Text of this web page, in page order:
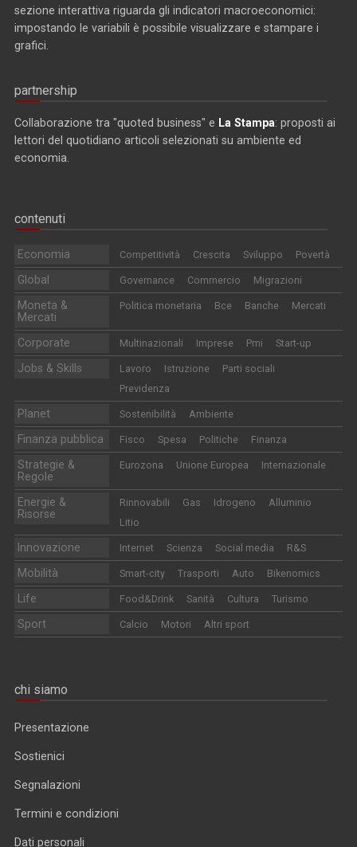
sezione interattiva riguarda gli indicatori macroeconomici:
impostando le variabili è possibile visualizzare e stampare i
grafici.
partnership
Collaborazione tra "quoted business" e La Stampa: proposti ai
lettori del quotidiano articoli selezionati su ambiente ed
economia.
contenuti
Economia Competitività Crescita Sviluppo Povertà
Global Governance Commercio Migrazioni
Moneta &
Mercati
Politica monetaria Bce Banche Mercati
Corporate Multinazionali Imprese Pmi Start-up
Jobs & Skills Lavoro Istruzione
Parti sociali
Previdenza
Planet Sostenibilità Ambiente
Finanza pubblica Fisco Spesa Politiche Finanza
Strategie &
Regole
Eurozona Unione Europea Internazionale
Energie &
Risorse
Rinnovabili Gas Idrogeno
Alluminio
Litio
Innovazione Internet Scienza Social media R&S
Mobilità Smart-city Trasporti Auto Bikenomics
Life Food&Drink Sanità Cultura Turismo
Sport Calcio Motori Altri sport
chi siamo
Presentazione
Sostienici
Segnalazioni
Termini e condizioni
Dati personali